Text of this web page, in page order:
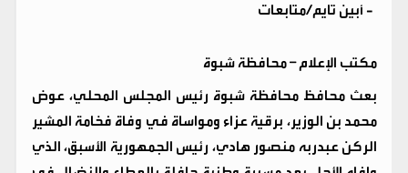
- أبين تايم/متابعات
مكتب الإعلام – محافظة شبوة
بعث محافظ محافظة شبوة رئيس المجلس المحلي، عوض
محمد بن الوزير، برقية عزاء ومواساة في وفاة فخامة المشير
الركن عبدربه منصور هادي، رئيس الجمهورية الأسبق، الذي